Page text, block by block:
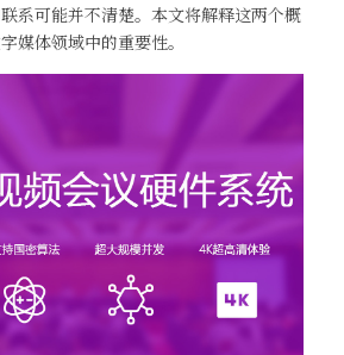
系可能并不清楚。本文将解释这两个概
媒体领域中的重要性。